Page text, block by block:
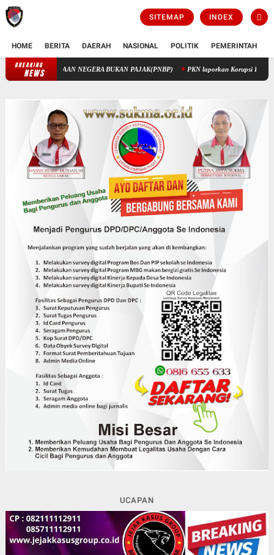
SITEMAP INDEX
HOME BERITA DAERAH NASIONAL POLITIK PEMERINTAH
BREAKING
NEWS PENGELOLAAN KEUANGAN STIK MELALUI PENERIMAAN NEGERA
UCAPAN